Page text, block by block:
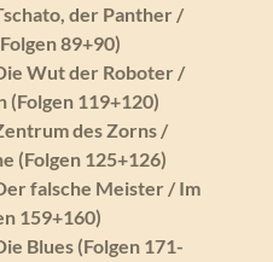
der Panther /
89+90)
Wut der Roboter /
(Folgen 119+120)
des Zorns /
(Folgen 125+126)
falsche Meister / Im
159+160)
Blues (Folgen 171-